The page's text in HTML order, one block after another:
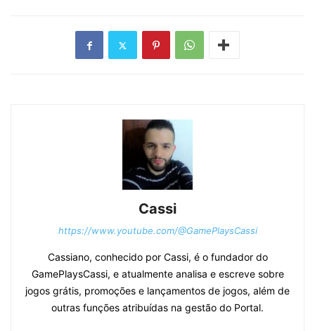
Cassi
https://www.youtube.com/@GamePlaysCassi
Cassiano, conhecido por Cassi, é o fundador do
GamePlaysCassi, e atualmente analisa e escreve sobre
jogos grátis, promoções e lançamentos de jogos, além de
outras funções atribuídas na gestão do Portal.